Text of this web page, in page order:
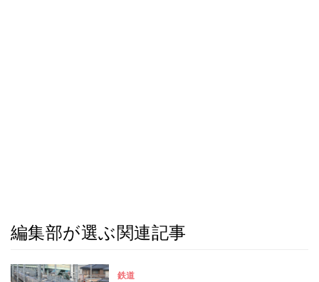
編集部が選ぶ関連記事
鉄道